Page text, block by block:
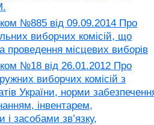
№885 від 09.09.2014 Про
виборчих комісій, що
проведення місцевих виборів
№18 від 26.01.2012 Про
виборчих комісій з
України, норми
інвентарем,
засобами зв’язку,